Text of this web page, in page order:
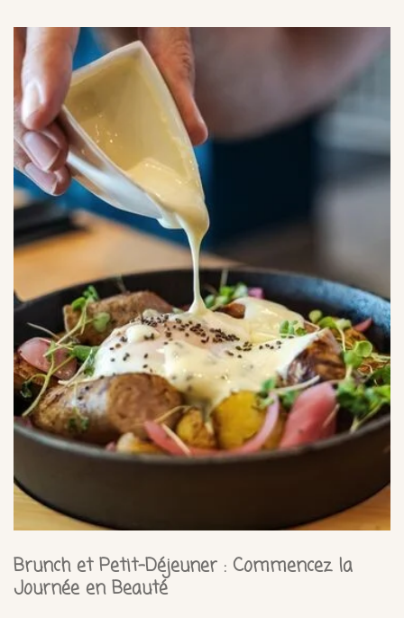
Brunch et Petit-Déjeuner : Commencez la
Journée en Beauté